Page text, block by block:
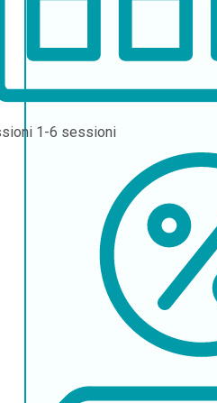
1-6 sessioni